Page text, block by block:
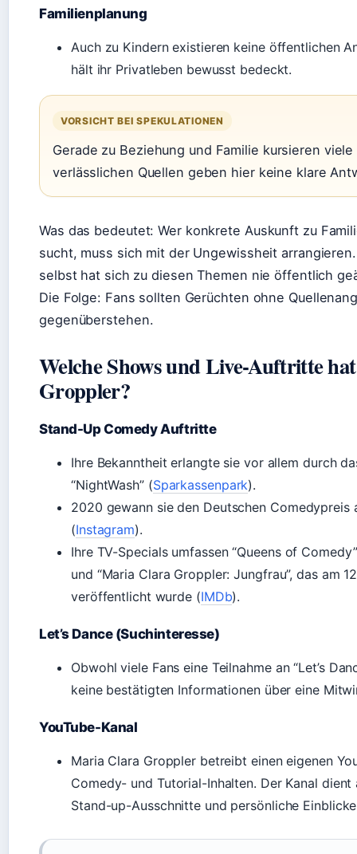
Familienplanung
Auch zu Kindern existieren keine öffentlichen
hält ihr Privatleben bewusst bedeckt.
VORSICHT BEI SPEKULATIONEN
Gerade zu Beziehung und Familie kursieren
verlässlichen Quellen geben hier keine klare
Was das bedeutet: Wer konkrete Auskunft zu
sucht, muss sich mit der Ungewissheit
selbst hat sich zu diesen Themen nie öffentlich
Die Folge: Fans sollten Gerüchten ohne
gegenüberstehen.
Welche Shows und Live-Auftritte
Groppler?
Stand-Up Comedy Auftritte
Ihre Bekanntheit erlangte sie vor allem durch
“NightWash” (Sparkassenpark).
2020 gewann sie den Deutschen Comedypreis
(Instagram).
Ihre TV-Specials umfassen “Queens of
und “Maria Clara Groppler: Jungfrau”, das am
veröffentlicht wurde (IMDb).
Let’s Dance (Suchinteresse)
Obwohl viele Fans eine Teilnahme an “Let’s
keine bestätigten Informationen über eine
YouTube-Kanal
Maria Clara Groppler betreibt einen eigenen
Comedy- und Tutorial-Inhalten. Der Kanal
Stand-up-Ausschnitte und persönliche